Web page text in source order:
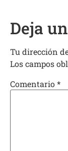
Deja
Tu dirección
Los campos
Comentario*